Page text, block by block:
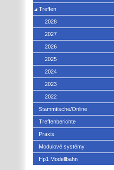
Treffen
2028
2027
2026
2025
2024
2023
2022
Stammtische/Online
Treffenberichte
Praxis
Modulové systémy
Hp1 Modellbahn